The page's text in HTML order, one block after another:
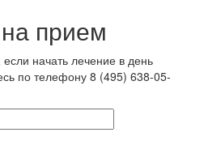
прием
начать лечение в день
по телефону 8 (495) 638-05-